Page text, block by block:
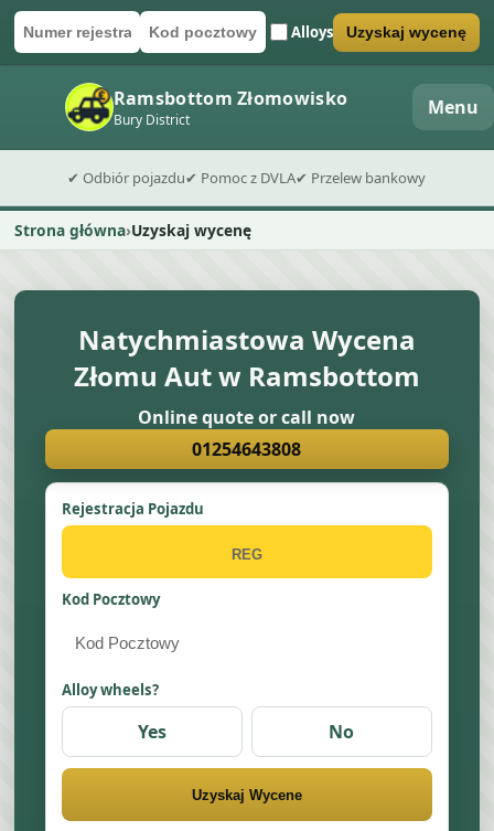
Numer rejestracyjny
Kod pocztowyAlloys
Wyślij formularz wyceny Uzyskaj wycenę
Ramsbottom Złomowisko
Bury District Menu
✔ Odbiór pojazdu✔ Pomoc z DVLA✔ Przelew bankowy
Strona główna Uzyskaj wycenę
Natychmiastowa Wycena
Złomu Aut w Ramsbottom
Online quote or call now
01254643808
Rejestracja Pojazdu
Kod Pocztowy
Alloy wheels?
Yes No
Uzyskaj Wycene